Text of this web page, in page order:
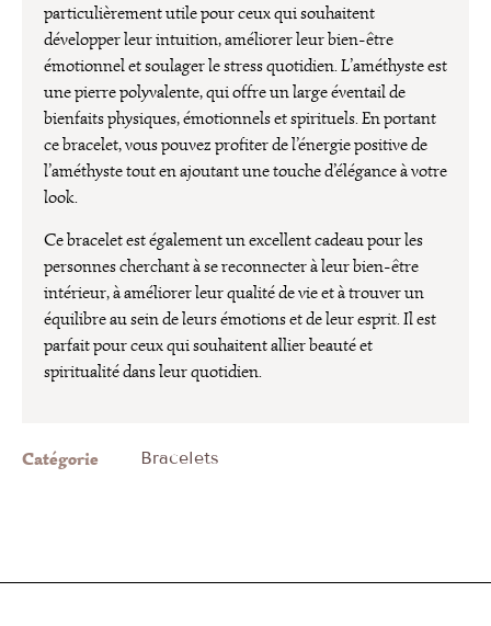
particulièrement utile pour ceux qui souhaitent
développer leur intuition, améliorer leur bien-être
émotionnel et soulager le stress quotidien. L’améthyste est
une pierre polyvalente, qui offre un large éventail de
bienfaits physiques, émotionnels et spirituels. En portant
ce bracelet, vous pouvez profiter de l’énergie positive de
l’améthyste tout en ajoutant une touche d’élégance à votre
look.
Ce bracelet est également un excellent cadeau pour les
personnes cherchant à se reconnecter à leur bien-être
intérieur, à améliorer leur qualité de vie et à trouver un
équilibre au sein de leurs émotions et de leur esprit. Il est
parfait pour ceux qui souhaitent allier beauté et
spiritualité dans leur quotidien.
Catégorie Bracelets